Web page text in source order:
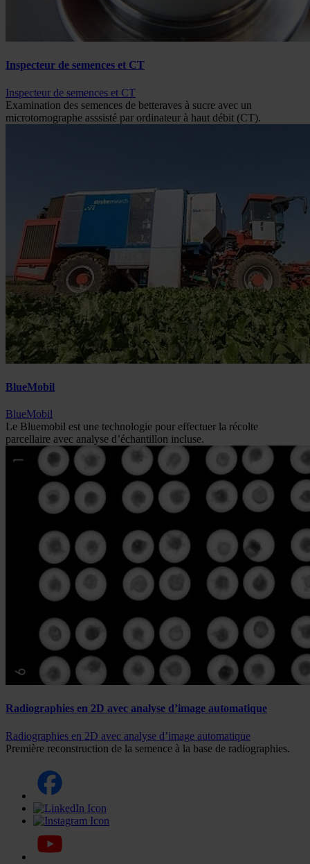
Inspecteur de semences et CT
Inspecteur de semences et CT
Examination des semences de betteraves à sucre avec un
microtomographe asssisté par ordinateur à haut débit (CT).
BlueMobil
BlueMobil
Le Bluemobil est une technologie pour effectuer la récolte
parcellaire avec analyse d’échantillon incluse.
Radiographies en 2D avec analyse d’image automatique
Radiographies en 2D avec analyse d’image automatique
Première reconstruction de la semence à la base de radiographies.